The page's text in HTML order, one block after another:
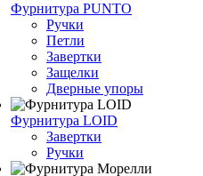
Фурнитура PUNTO
Ручки
Петли
Завертки
Защелки
Дверные упоры
Фурнитура LOID
Завертки
Ручки